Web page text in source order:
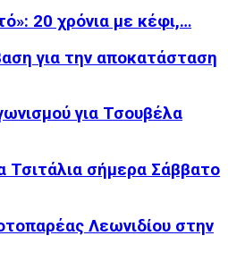
20 χρόνια με κέφι,…
για την αποκατάσταση
για Τσουβέλα
Τσιτάλια σήμερα Σάββατο
Λεωνιδίου στην